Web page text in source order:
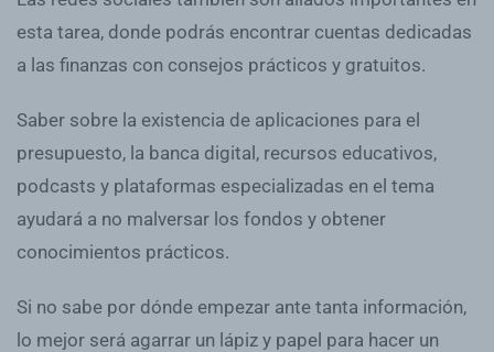
esta tarea, donde podrás encontrar cuentas dedicadas
a las finanzas con consejos prácticos y gratuitos.
Saber sobre la existencia de aplicaciones para el
presupuesto, la banca digital, recursos educativos,
podcasts y plataformas especializadas en el tema
ayudará a no malversar los fondos y obtener
conocimientos prácticos.
Si no sabe por dónde empezar ante tanta información,
lo mejor será agarrar un lápiz y papel para hacer un